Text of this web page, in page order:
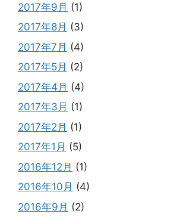
2017年9月 (1)
2017年8月 (3)
2017年7月 (4)
2017年5月 (2)
2017年4月 (4)
2017年3月 (1)
2017年2月 (1)
2017年1月 (5)
2016年12月 (1)
2016年10月 (4)
2016年9月 (2)